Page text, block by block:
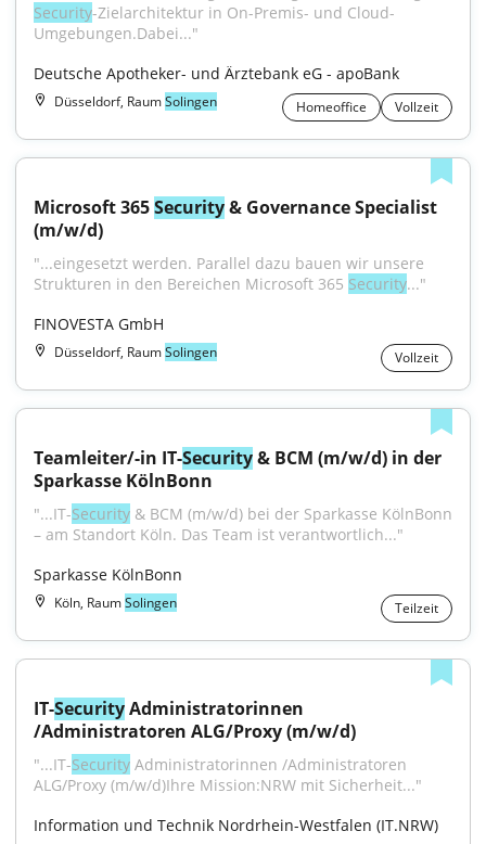
Security-Zielarchitektur in On-Premis- und Cloud-
Umgebungen.Dabei..."
Deutsche Apotheker- und Ärztebank eG - apoBank
Düsseldorf, RaumSolingen Homeoffice Vollzeit
Microsoft 365 Security & Governance Specialist
(m/w/d)
"...eingesetzt werden. Parallel dazu bauen wir unsere
Strukturen in den Bereichen Microsoft 365 Security..."
FINOVESTA GmbH
Düsseldorf, RaumSolingen Vollzeit
Teamleiter/-in IT-Security & BCM (m/w/d) in der
Sparkasse KölnBonn
"...IT-Security & BCM (m/w/d) bei der Sparkasse KölnBonn
– am Standort Köln. Das Team ist verantwortlich..."
Sparkasse KölnBonn
Köln, RaumSolingen Teilzeit
IT-Security Administratorinnen
/Administratoren ALG/Proxy (m/w/d)
"...IT-Security Administratorinnen /Administratoren
ALG/Proxy (m/w/d)Ihre Mission:NRW mit Sicherheit..."
Information und Technik Nordrhein-Westfalen (IT.NRW)